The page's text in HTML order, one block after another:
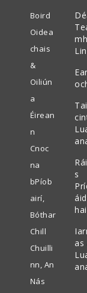
Boird
Oidea
chais
&
Oiliún
a
Éirean
n
Cnoc
na
bPíob
airí,
Bóthar
Chill
Chuilli
nn, An
Nás
s
as